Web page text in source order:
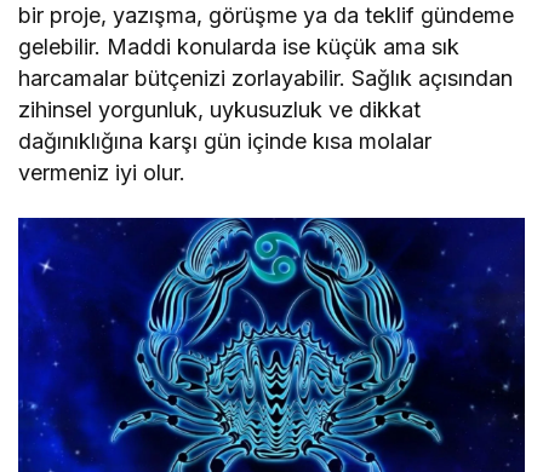
bir proje, yazışma, görüşme ya da teklif gündeme
gelebilir. Maddi konularda ise küçük ama sık
harcamalar bütçenizi zorlayabilir. Sağlık açısından
zihinsel yorgunluk, uykusuzluk ve dikkat
dağınıklığına karşı gün içinde kısa molalar
vermeniz iyi olur.